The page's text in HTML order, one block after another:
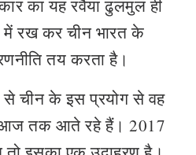
का यह रवैया ढुलमुल ही
में रख कर चीन भारत के
तय करता है।
चीन के इस प्रयोग से वह
आज तक आते रहे हैं। 2017